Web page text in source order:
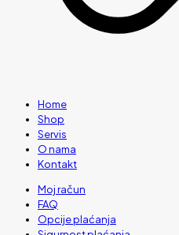
Home
Shop
Servis
O nama
Kontakt
Moj račun
FAQ
Opcije plaćanja